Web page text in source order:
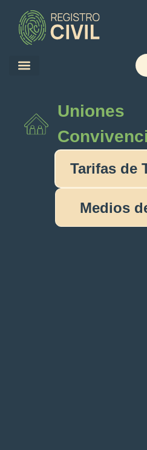
Uniones
Tarifas de
Medios